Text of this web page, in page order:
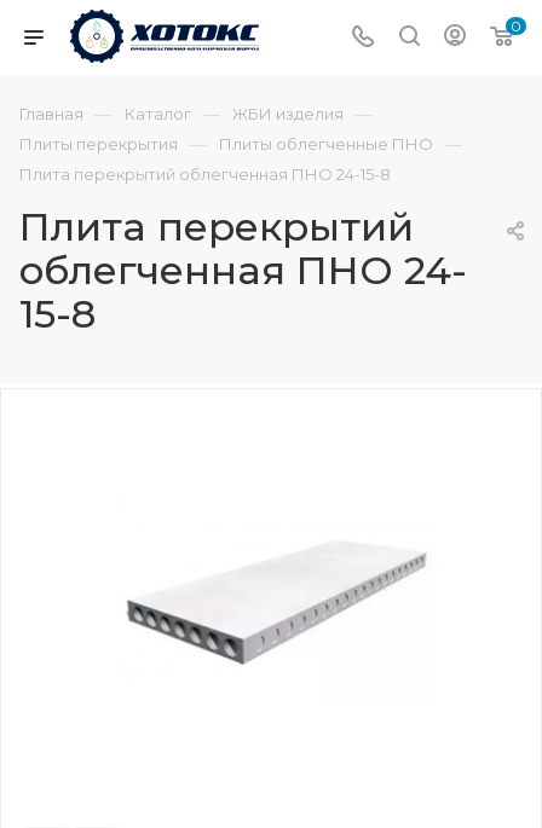
0
Главная — Каталог — ЖБИ изделия —
Плиты перекрытия — Плиты облегченные ПНО —
Плита перекрытий облегченная ПНО 24-15-8
Плита перекрытий
облегченная ПНО 24-
15-8